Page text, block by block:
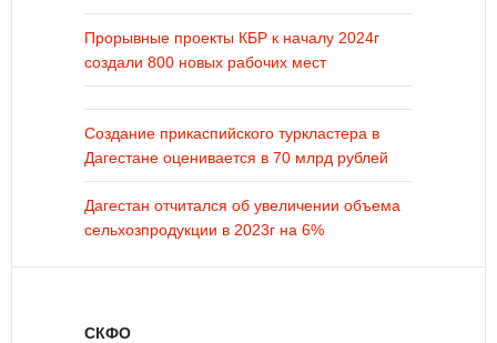
Прорывные проекты КБР к началу 2024г
создали 800 новых рабочих мест
Создание прикаспийского туркластера в
Дагестане оценивается в 70 млрд рублей
Дагестан отчитался об увеличении объема
сельхозпродукции в 2023г на 6%
СКФО